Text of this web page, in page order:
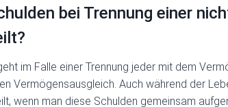
bei Trennung einer
im Falle einer Trennung jeder mit dem
Vermögensausgleich. Auch während der
wenn man diese Schulden gemeinsam